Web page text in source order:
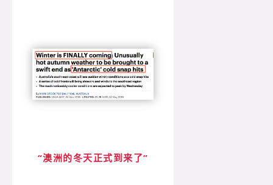
“澳洲的冬天正式到来了”